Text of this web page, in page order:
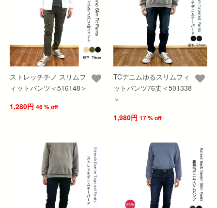
ストレッチチノ スリムフ
ィットパンツ＜516148＞
1,280円 46 % off
TCデニムゆるスリムフィ
ットパンツ76丈＜501338
＞
1,980円 17 % off